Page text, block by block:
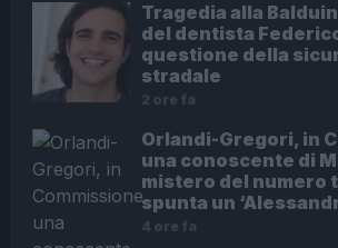
Tragedia alla
del dentista
questione della
stradale
2 ore fa
Orlandi-Gregori, in
una conoscente di
mistero del numero
spunta un
4 ore fa